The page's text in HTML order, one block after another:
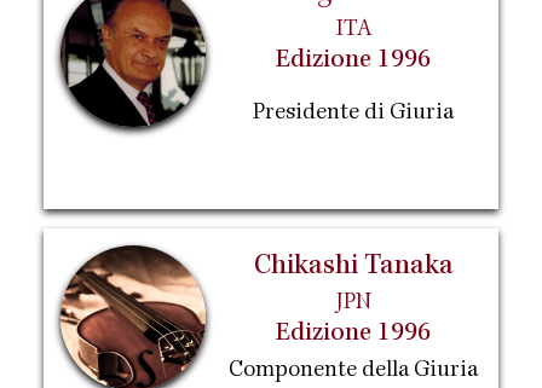
ITA
Edizione 1996
Presidente di Giuria
Chikashi Tanaka
JPN
Edizione 1996
Componente della Giuria